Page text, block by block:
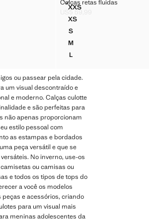
Tamanhos
XXSCALÇAS RETAS FLUIDAS
XSCALÇAS RETAS FLUIDAS
SCALÇAS RETAS FLUIDAS
MCALÇAS RETAS FLUIDAS
LCALÇAS RETAS FLUIDAS
Calças retas fluidas
Preço atual [US$ 59,99 ]
US$ 59,99
ou passear pela cidade.
um visual descontraído e
e moderno. Calças culotte
e são perfeitas para
não apenas proporcionam
estilo pessoal com
as estampas e bordados
peça versátil e que se
No inverno, use-os
ou camisas ou
e todos os tipos de tops do
a você os modelos
e acessórios, criando
para um visual mais
meninas adolescentes da